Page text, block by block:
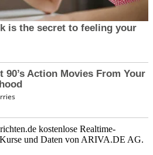
kostenlose Realtime-
und Daten von ARIVA.DE AG.